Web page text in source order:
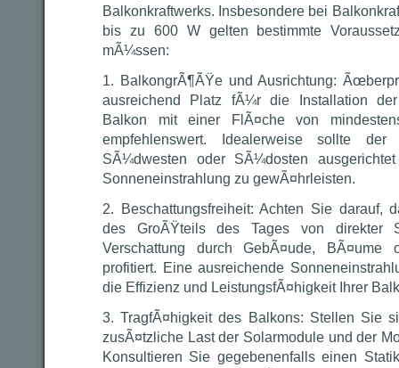
Balkonkraftwerks. Insbesondere bei
bis zu 600 W gelten bestimmte
mÃ¼ssen:
1. BalkongrÃ¶ÃŸe und Ausrichtung:
ausreichend Platz fÃ¼r die Installation
Balkon mit einer FlÃ¤che von
empfehlenswert. Idealerweise sollte
SÃ¼dwesten oder SÃ¼dosten
Sonneneinstrahlung zu gewÃ¤hrleisten.
2. Beschattungsfreiheit: Achten Sie darauf,
des GroÃŸteils des Tages von direkter
Verschattung durch GebÃ¤ude, BÃ¤ume
profitiert. Eine ausreichende
die Effizienz und LeistungsfÃ¤higkeit Ihrer
3. TragfÃ¤higkeit des Balkons: Stellen Sie
zusÃ¤tzliche Last der Solarmodule und der
Konsultieren Sie gegebenenfalls einen